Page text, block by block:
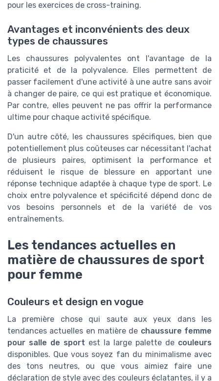
pour les exercices de cross-training.
Avantages et inconvénients des deux
types de chaussures
Les chaussures polyvalentes ont l'avantage de la
praticité et de la polyvalence. Elles permettent de
passer facilement d'une activité à une autre sans avoir
à changer de paire, ce qui est pratique et économique.
Par contre, elles peuvent ne pas offrir la performance
ultime pour chaque activité spécifique.
D'un autre côté, les chaussures spécifiques, bien que
potentiellement plus coûteuses car nécessitant l'achat
de plusieurs paires, optimisent la performance et
réduisent le risque de blessure en apportant une
réponse technique adaptée à chaque type de sport. Le
choix entre polyvalence et spécificité dépend donc de
vos besoins personnels et de la variété de vos
entraînements.
Les tendances actuelles en
matière de chaussures de sport
pour femme
Couleurs et design en vogue
La première chose qui saute aux yeux dans les
tendances actuelles en matière de chaussure femme
pour salle de sport est la large palette de couleurs
disponibles. Que vous soyez fan du minimalisme avec
des tons neutres, ou que vous aimiez faire une
déclaration de style avec des couleurs éclatantes, il y a